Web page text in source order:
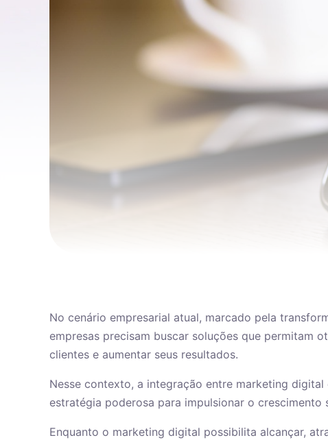
No cenário empresarial atual, marcado pela
empresas precisam buscar soluções que permitam
clientes e aumentar seus resultados.
Nesse contexto, a integração entre marketing
estratégia poderosa para impulsionar o crescimento
Enquanto o marketing digital possibilita alcançar,